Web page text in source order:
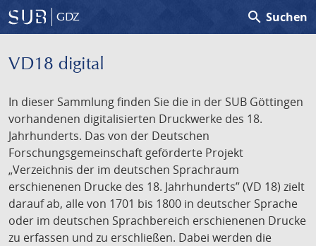
GDZ search Suchen
VD18 digital
In dieser Sammlung finden Sie die in der SUB Göttingen
vorhandenen digitalisierten Druckwerke des 18.
Jahrhunderts. Das von der Deutschen
Forschungsgemeinschaft geförderte Projekt
„Verzeichnis der im deutschen Sprachraum
erschienenen Drucke des 18. Jahrhunderts” (VD 18) zielt
darauf ab, alle von 1701 bis 1800 in deutscher Sprache
oder im deutschen Sprachbereich erschienenen Drucke
zu erfassen und zu erschließen. Dabei werden die